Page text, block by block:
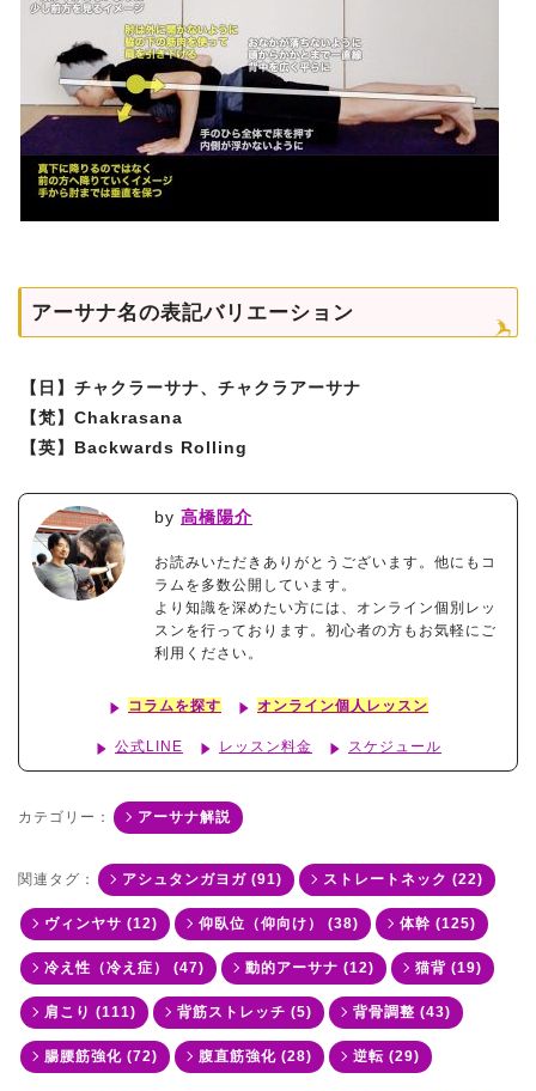
アーサナ名の表記バリエーション
【日】チャクラーサナ、チャクラアーサナ
【梵】Chakrasana
【英】Backwards Rolling
by 高橋陽介
お読みいただきありがとうございます。他にもコ
ラムを多数公開しています。
より知識を深めたい方には、オンライン個別レッ
スンを行っております。初心者の方もお気軽にご
利用ください。
コラムを探す オンライン個人レッスン
公式LINE レッスン料金 スケジュール
カテゴリー： アーサナ解説
関連タグ： アシュタンガヨガ (91) ストレートネック (22)
ヴィンヤサ (12) 仰臥位（仰向け） (38) 体幹 (125)
冷え性（冷え症） (47) 動的アーサナ (12) 猫背 (19)
肩こり (111) 背筋ストレッチ (5) 背骨調整 (43)
腸腰筋強化 (72) 腹直筋強化 (28) 逆転 (29)